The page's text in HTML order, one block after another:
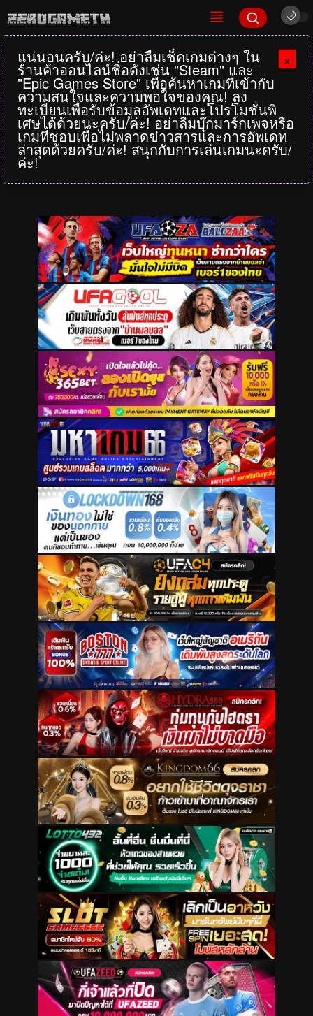
×
แน่นอนครับ/ค่ะ! อย่าลืมเช็คเกมต่างๆ ใน
ร้านค้าออนไลน์ชื่อดังเช่น "Steam" และ
"Epic Games Store" เพื่อค้นหาเกมที่เข้ากับ
ความสนใจและความพอใจของคุณ! ลง
ทะเบียนเพื่อรับข้อมูลอัพเดทและโปรโมชั่นพิ
เศษได้ด้วยนะครับ/ค่ะ! อย่าลืมบุ๊กมาร์กเพจหรือ
เกมที่ชอบเพื่อไม่พลาดข่าวสารและการอัพเดท
ล่าสุดด้วยครับ/ค่ะ! สนุกกับการเล่นเกมนะครับ/
ค่ะ!